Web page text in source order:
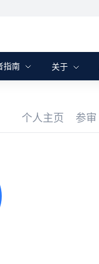
指南 关于
个人主页 参审